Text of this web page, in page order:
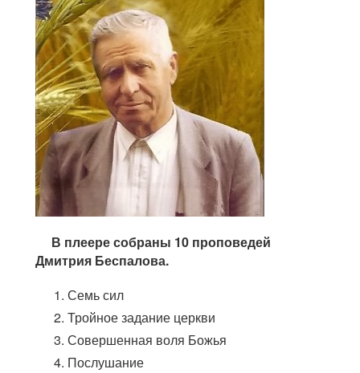
В плеере собраны 10 проповедей
Дмитрия Беспалова.
Семь сил
Тройное задание церкви
Совершенная воля Божья
Послушание